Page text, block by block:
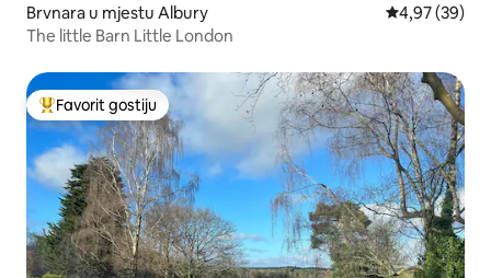
Brvnara u mjestu Albury Prosječna
4,97 (39)
The little Barn Little London
Glavni favorit gostiju
Favorit gostiju